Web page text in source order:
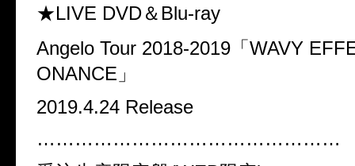
★LIVE DVD＆ Blu-ray
Angelo Tour 2018-2019 「 WAVY
ONANCE 」
2019.4.24 Release
…………………………………………